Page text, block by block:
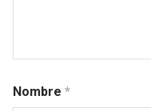
Nombre *